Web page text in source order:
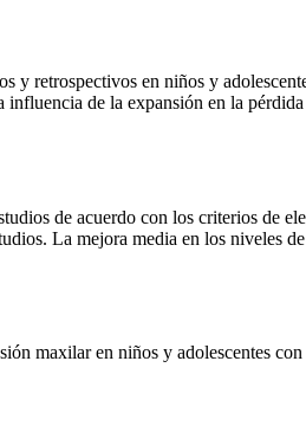
retrospectivos en niños y
de la expansión en la
de acuerdo con los criterios de
La mejora media en los niveles
maxilar en niños y adolescentes